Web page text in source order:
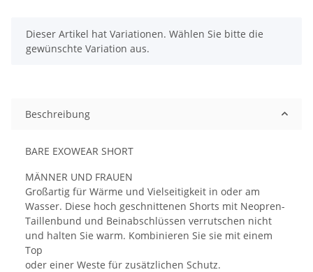
x
Dieser Artikel hat Variationen. Wählen Sie bitte die
gewünschte Variation aus.
Beschreibung
BARE EXOWEAR SHORT
MÄNNER UND FRAUEN
Großartig für Wärme und Vielseitigkeit in oder am
Wasser. Diese hoch geschnittenen Shorts mit Neopren-
Taillenbund und Beinabschlüssen verrutschen nicht
und halten Sie warm. Kombinieren Sie sie mit einem
Top
oder einer Weste für zusätzlichen Schutz.